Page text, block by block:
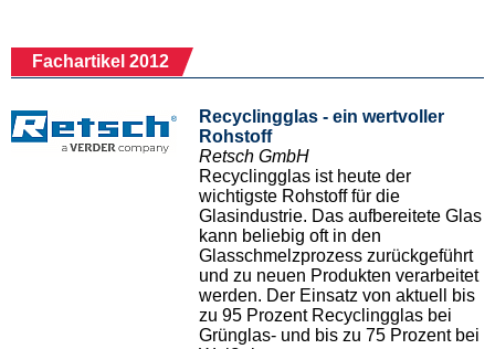
Fachartikel 2012
Recyclingglas - ein wertvoller
Rohstoff
Retsch GmbH
Recyclingglas ist heute der
wichtigste Rohstoff für die
Glasindustrie. Das aufbereitete Glas
kann beliebig oft in den
Glasschmelzprozess zurückgeführt
und zu neuen Produkten verarbeitet
werden. Der Einsatz von aktuell bis
zu 95 Prozent Recyclingglas bei
Grünglas- und bis zu 75 Prozent bei